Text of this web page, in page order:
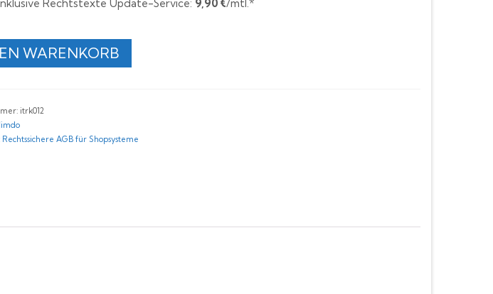
Rechtstexte Update-Service: 9,90 €/mtl.*
WARENKORB
itrk012
Jimdo
Rechtssichere AGB für Shopsysteme